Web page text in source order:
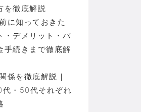
を徹底解説
に知っておきた
・デメリット・バ
手続きまで徹底解
係を徹底解説｜
・50代それぞれ